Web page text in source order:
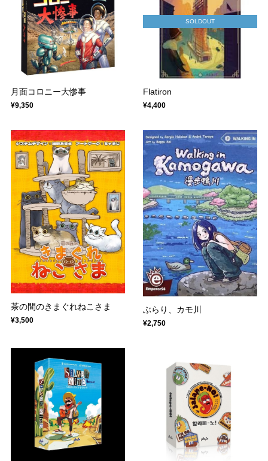
月面コロニー大惨事
¥9,350
SOLDOUT
Flatiron
¥4,400
茶の間のきまぐれねこさま
¥3,500
ぶらり、カモ川
¥2,750